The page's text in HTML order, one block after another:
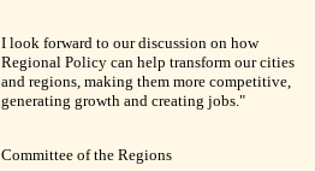
I look forward to our discussion on how
Regional Policy can help transform our cities
and regions, making them more competitive,
generating growth and creating jobs."
Committee of the Regions